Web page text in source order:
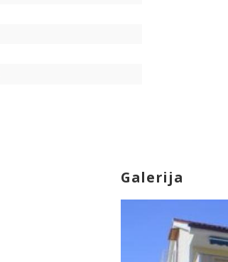
Galerija